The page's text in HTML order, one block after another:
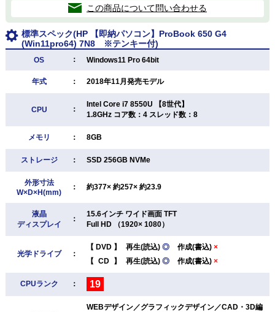
この商品について問い合わせる
標準スペック(HP 【即納パソコン】ProBook 650 G4
(Win11pro64) 7N8 ※テンキー付)
OS ： Windows11 Pro 64bit
年式 ： 2018年11月発売モデル
CPU ：
Intel Core i7 8550U 【8世代】
1.8GHz コア数：4 スレッド数：8
メモリ ： 8GB
ストレージ ： SSD 256GB NVMe
外形寸法
W×D×H(mm)
： 約377× 約257× 約23.9
液晶
ディスプレイ
：
15.6インチ ワイド画面 TFT
Full HD （1920× 1080）
光学ドライブ ：
【 DVD 】 再生(読込) ◎ 作成(書込) ×
【 CD 】 再生(読込) ◎ 作成(書込) ×
CPUランク ： 19
WEBデザイン／グラフィックデザイン／CAD・3D編